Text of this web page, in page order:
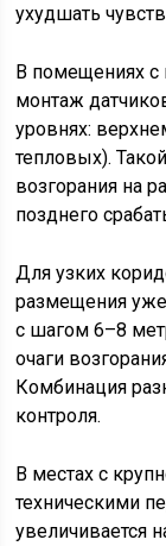
ухудшать
В помещениях
монтаж
уровнях:
тепловых).
возгорания на
позднего
Для узких
размещения
с шагом 6–8
очаги
Комбинация
контроля.
В местах с
техническими
увеличивается